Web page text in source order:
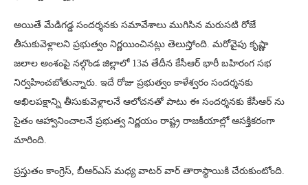
అయితే మేడిగడ్డ సందర్శనకు సమావేశాలు ముగిసిన మరుసటి రోజే
తీసుకువెళ్లాలని ప్రభుత్వం నిర్ణయించినట్లు తెలుస్తోంది. మరోవైపు కృష్ణా
జలాల అంశంపై నల్గొండ జిల్లాలో 13వ తేదీన కేసీఆర్ భారీ బహిరంగ సభ
నిర్వహించబోతున్నారు. ఇదే రోజు ప్రభుత్వం కాళేశ్వరం సందర్శనకు
అఖిలపక్షాన్ని తీసుకువెళ్లాలనే ఆలోచనతో పాటు ఈ సందర్శనకు కేసీఆర్ ను
సైతం ఆహ్వానించాలనే ప్రభుత్వ నిర్ణయం రాష్ట్ర రాజకీయాల్లో ఆసక్తికరంగా
మారింది.
ప్రస్తుతం కాంగ్రెస్, బీఆర్ఎస్ మధ్య వాటర్ వార్ తారాస్థాయికి చేరుకుంటోంది.